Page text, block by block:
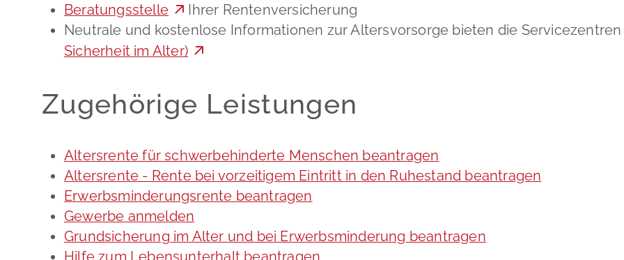
Beratungsstelle
Ihrer Rentenversicherung
Neutrale und kostenlose Informationen zur Altersvorsorge bieten die Servicezentren
Sicherheit im Alter)
Zugehörige Leistungen
Altersrente für schwerbehinderte Menschen beantragen
Altersrente - Rente bei vorzeitigem Eintritt in den Ruhestand beantragen
Erwerbsminderungsrente beantragen
Gewerbe anmelden
Grundsicherung im Alter und bei Erwerbsminderung beantragen
Hilfe zum Lebensunterhalt beantragen